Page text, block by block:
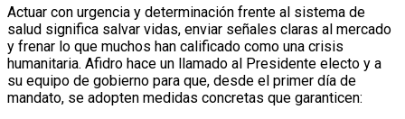
Actuar con urgencia y determinación frente al sistema de
salud significa salvar vidas, enviar señales claras al mercado
y frenar lo que muchos han calificado como una crisis
humanitaria. Afidro hace un llamado al Presidente electo y a
su equipo de gobierno para que, desde el primer día de
mandato, se adopten medidas concretas que garanticen: